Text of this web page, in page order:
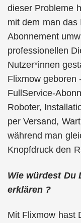
dieser Probleme
mit dem man das
Abonnement
professionellen
Nutzer*innen
Flixmow geboren
FullService-
Roboter,
per Versand,
während man
Knopfdruck den
Wie würdest Du
erklären ?
Mit Flixmow hast